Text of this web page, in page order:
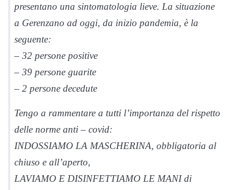
presentano una sintomatologia lieve. La situazione
a Gerenzano ad oggi, da inizio pandemia, è la
seguente:
– 32 persone positive
– 39 persone guarite
– 2 persone decedute
Tengo a rammentare a tutti l’importanza del rispetto
delle norme anti – covid:
INDOSSIAMO LA MASCHERINA, obbligatoria al
chiuso e all’aperto,
LAVIAMO E DISINFETTIAMO LE MANI di